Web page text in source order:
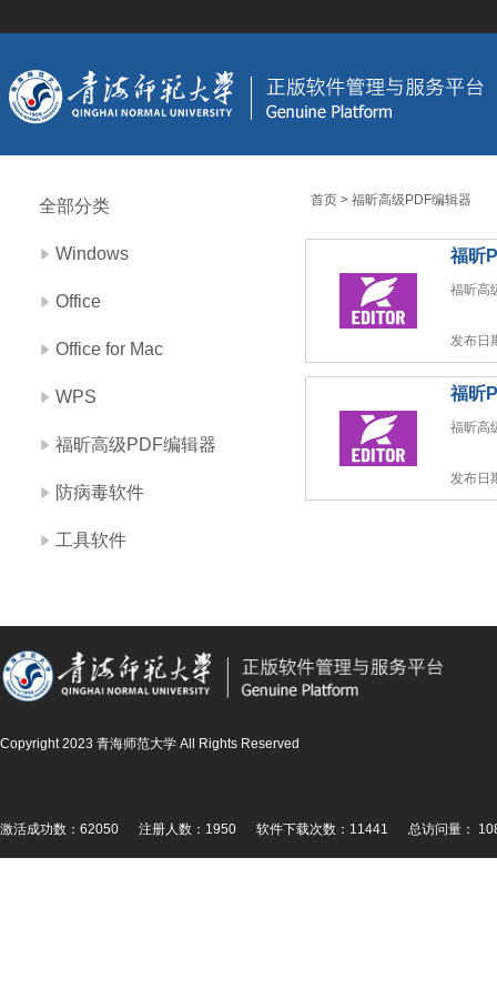
首页 > 福昕高级PDF编辑器
全部分类
Windows
Office
Office for Mac
WPS
福昕高级PDF编辑器
防病毒软件
工具软件
福昕
福昕高
发布日
福昕
福昕高
发布日
Copyright 2023 青海师范大学 All Rights Reserved
激活成功数：62050 注册人数：1950 软件下载次数：11441 总访问量：